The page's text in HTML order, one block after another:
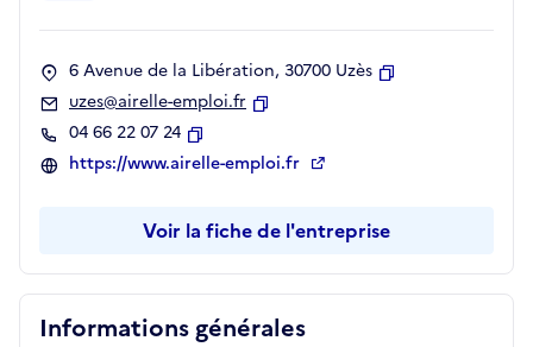
Informations générales
6 Avenue de la Libération, 30700 Uzès
uzes@airelle-emploi.fr
04 66 22 07 24
Copier
https://www.airelle-emploi.fr
Voir la fiche de l'entreprise